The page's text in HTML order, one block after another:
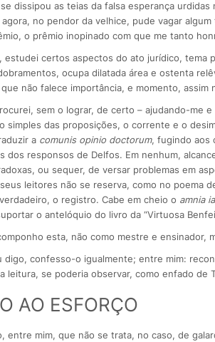
dissipou as teias da falsa esperança
agora, no pendor da velhice, pude vagar
o prêmio inopinado com que me tanto
estudei certos aspectos do ato jurídico, tema
ocupa dilatada área e ostenta
não falece importância, e momento,
sem o lograr, de certo – ajudando-me
simples das proposições, o corrente e o
a comunis opinio doctorum, fugindo aos
dos responsos de Delfos. Em nenhum,
ou sequer, de versar problemas em
leitores não se reserva, como no poema de
o registro. Cabe em cheio o amnia
o antelóquio do livro da “Virtuosa
esta, não como mestre e ensinador,
digo, confesso-o igualmente; entre mim:
leitura, se poderia observar, como enfado de
AO ESFORÇO
entre mim, que não se trata, no caso, de